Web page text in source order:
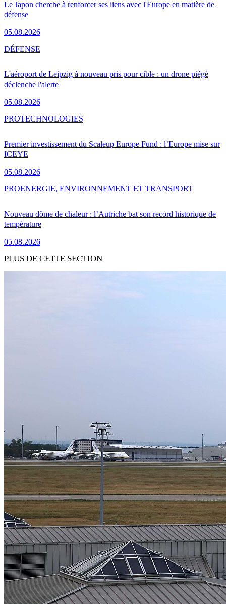
Le Japon cherche à renforcer ses liens avec l'Europe en matière de
défense
05.08.2026
L'aéroport de Leipzig à nouveau pris pour cible : un drone piégé
déclenche l'alerte
05.08.2026
DÉFENSE
Premier investissement du Scaleup Europe Fund : l’Europe mise sur
ICEYE
05.08.2026
PROTECHNOLOGIES
Nouveau dôme de chaleur : l’Autriche bat son record historique de
température
05.08.2026
PROENERGIE, ENVIRONNEMENT ET TRANSPORT
PLUS DE CETTE SECTION